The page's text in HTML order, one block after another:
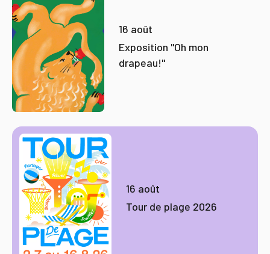
16 août
Exposition "Oh mon
drapeau!"
16 août
Tour de plage 2026